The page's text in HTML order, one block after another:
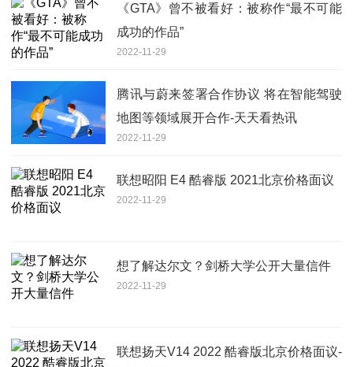
《GTA》曾不被看好：被称作“最不可能
成功的作品”
2022-11-29
腾讯与蔚来签署合作协议 将在智能驾驶
地图等领域展开合作-天天看热讯
2022-11-29
联想昭阳 E4 酷睿版 2021北京价格面议
2022-11-29
想了解达尔文？剑桥大学公开大量信件
2022-11-29
联想扬天V14 2022 酷睿版北京价格面议-